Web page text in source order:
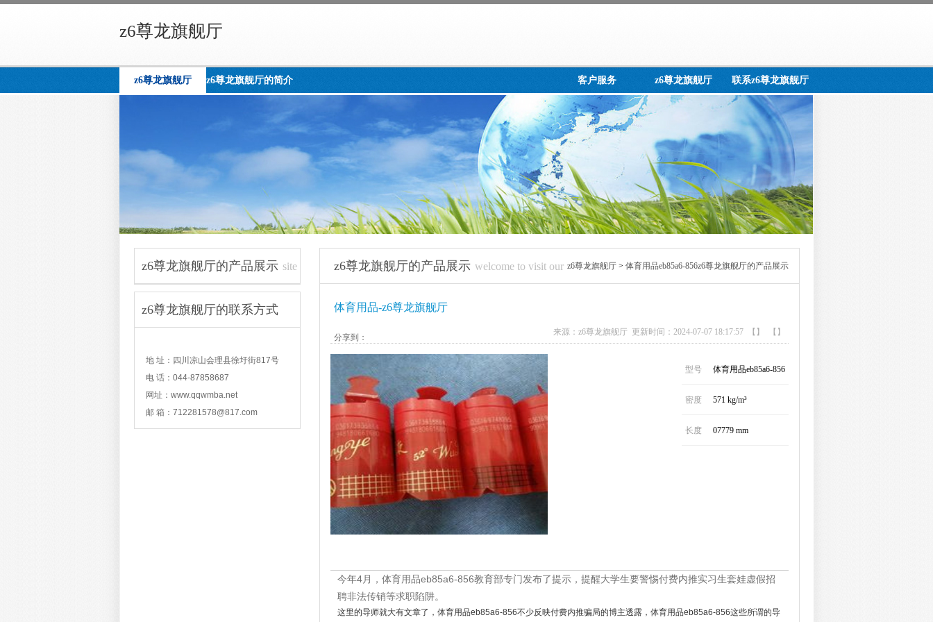
z6尊龙旗舰厅
z6尊龙旗舰厅 z6尊龙旗舰厅的简介 客户服务 z6尊龙旗舰厅 联系z6尊龙旗舰厅
z6尊龙旗舰厅的产品展示 site
navigation
z6尊龙旗舰厅的联系方式
地 址：四川凉山会理县徐圩街817号
电 话：044-87858687
网址：www.qqwmba.net
邮 箱： 712281578@817.com
z6尊龙旗舰厅> 体育用品eb85a6-856z6尊龙旗舰厅的产品展示
z6尊龙旗舰厅的产品展示 welcome to visit our
体育用品-z6尊龙旗舰厅
分享到：
来源： z6尊龙旗舰厅 更新时间：2024-07-07 18:17:57 【】 【】
型号 体育用品eb85a6-856
密度 571 kg/m³
长度 07779 mm
今年4月，体育用品eb85a6-856教育部专门发布了提示，提醒大学生要警惕付费内推实习生套娃虚假招
聘非法传销等求职陷阱。
这里的导师就大有文章了，体育用品eb85a6-856不少反映付费内推骗局的博主透露，体育用品eb85a6-856这些所谓的导